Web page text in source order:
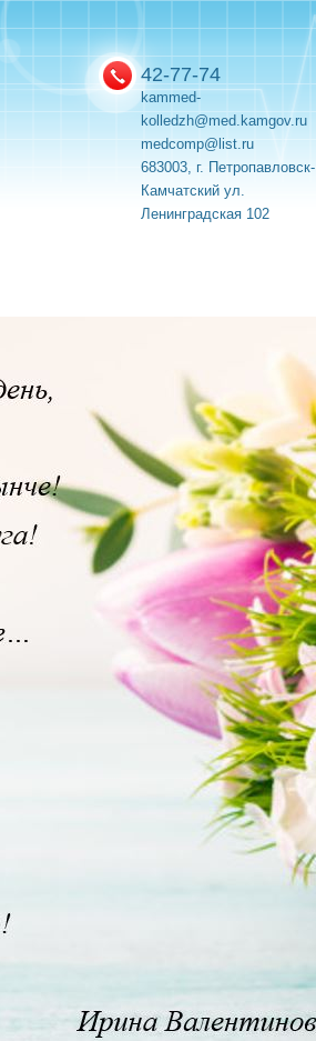
42-77-74
kammed-
kolledzh@med.kamgov.ru
medcomp@list.ru
683003, г. Петропавловск-
Камчатский ул.
Ленинградская 102